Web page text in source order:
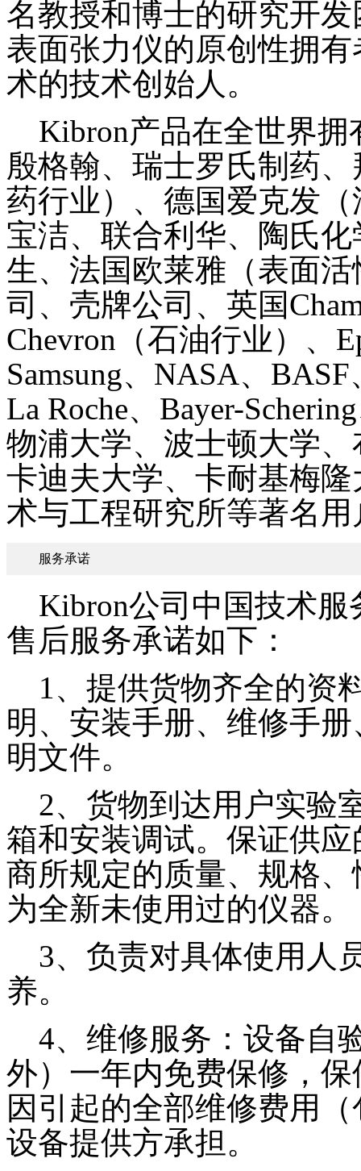
名教授和博士的研究开
表面张力仪的原创性拥
术的技术创始人。
Kibron产品在全世界拥
殷格翰、瑞士罗氏制药
药行业）、德国爱克发
宝洁、联合利华、陶氏
生、法国欧莱雅（表面
司、壳牌公司、英国
Chevron（石油行业）、
Samsung、NASA、
La Roche、Bayer-
物浦大学、波士顿大学
卡迪夫大学、卡耐基梅
术与工程研究所等著名用
服务承诺
Kibron公司中国技术服
售后服务承诺如下：
1、提供货物齐全的资
明、安装手册、维修手
明文件。
2、货物到达用户实验
箱和安装调试。保证供
商所规定的质量、规格
为全新未使用过的仪器。
3、负责对具体使用人
养。
4、维修服务：设备自
外）一年内免费保修，
因引起的全部维修费用
设备提供方承担。